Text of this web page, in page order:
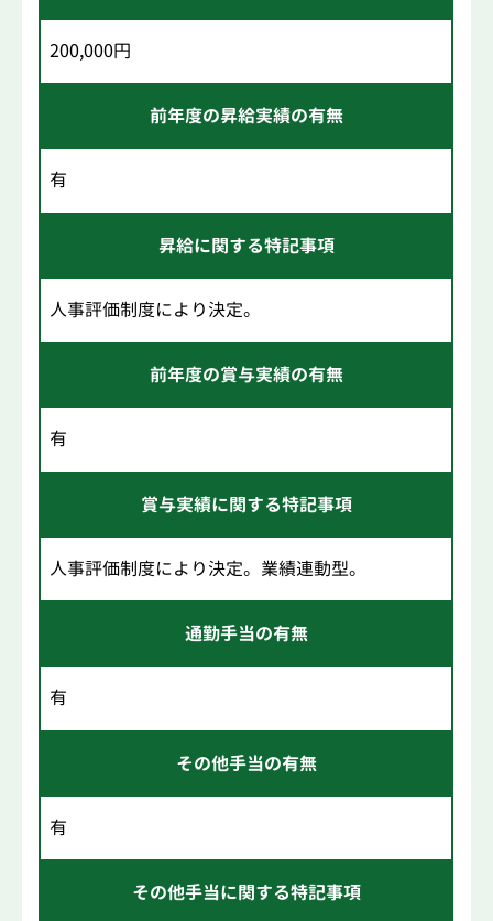
200,000円
前年度の昇給実績の有無
有
昇給に関する特記事項
人事評価制度により決定。
前年度の賞与実績の有無
有
賞与実績に関する特記事項
人事評価制度により決定。業績連動型。
通勤手当の有無
有
その他手当の有無
有
その他手当に関する特記事項